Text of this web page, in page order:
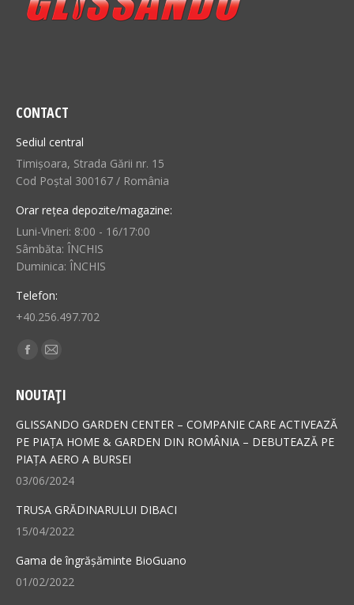
CONTACT
Sediul central
Timișoara, Strada Gării nr. 15
Cod Poștal 300167 / România
Orar rețea depozite/magazine:
Luni-Vineri: 8:00 - 16/17:00
Sâmbăta: ÎNCHIS
Duminica: ÎNCHIS
Telefon:
+40.256.497.702
Find us on:
Facebook
opens
in
new
window
Mail
opens
in
new
window
NOUTAȚI
GLISSANDO GARDEN CENTER – COMPANIE CARE ACTIVEAZĂ
PE PIAȚA HOME & GARDEN DIN ROMÂNIA – DEBUTEAZĂ PE
PIAȚA AERO A BURSEI
03/06/2024
TRUSA GRĂDINARULUI DIBACI
15/04/2022
Gama de îngrășăminte BioGuano
01/02/2022